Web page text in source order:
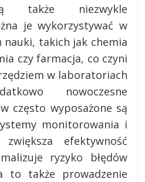
także niezwykle
je wykorzystywać w
nauki, takich jak chemia
czy farmacja, co czyni
w laboratoriach
nowoczesne
często wyposażone są
monitorowania i
efektywność
ryzyko błędów
to także prowadzenie